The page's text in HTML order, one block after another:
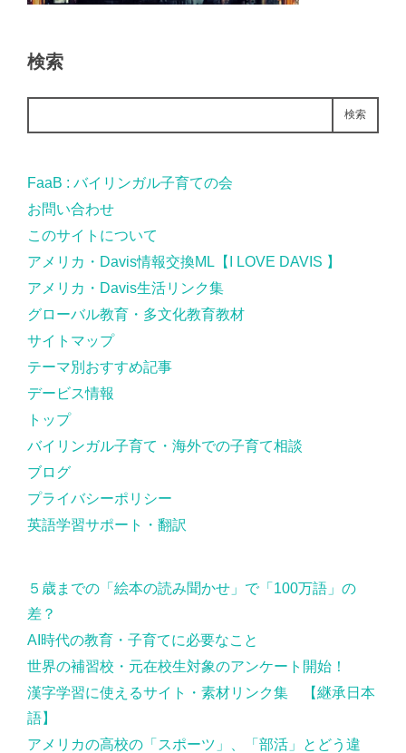
検索
検索
FaaB : バイリンガル子育ての会
お問い合わせ
このサイトについて
アメリカ・Davis情報交換ML【I LOVE DAVIS 】
アメリカ・Davis生活リンク集
グローバル教育・多文化教育教材
サイトマップ
テーマ別おすすめ記事
デービス情報
トップ
バイリンガル子育て・海外での子育て相談
ブログ
プライバシーポリシー
英語学習サポート・翻訳
５歳までの「絵本の読み聞かせ」で「100万語」の
差？
AI時代の教育・子育てに必要なこと
世界の補習校・元在校生対象のアンケート開始！
漢字学習に使えるサイト・素材リンク集 【継承日本
語】
アメリカの高校の「スポーツ」、「部活」とどう違